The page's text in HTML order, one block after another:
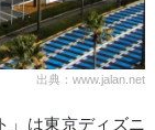
出典：www.jalan.net
」は東京ディズニ